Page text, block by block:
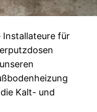
Installateure für
Kalt- und